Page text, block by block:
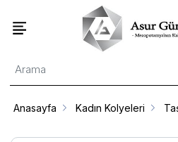
Anasayfa Kadın Kolyeleri